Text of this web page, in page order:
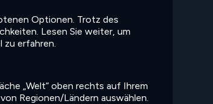
Optionen. Trotz des
Lesen Sie weiter, um
zu erfahren.
„Welt“ oben rechts auf Ihrem
Regionen/Ländern auswählen.